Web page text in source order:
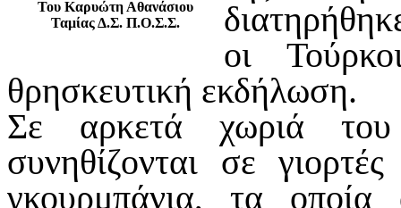
Του Καρυώτη Αθανάσιου
Ταμίας Δ.Σ. Π.Ο.Σ.Σ.
οι
θρησκευτική εκδήλωση.
Σε αρκετά χωριά του
συνηθίζονται σε
γκουρμπάνια, τα οποία